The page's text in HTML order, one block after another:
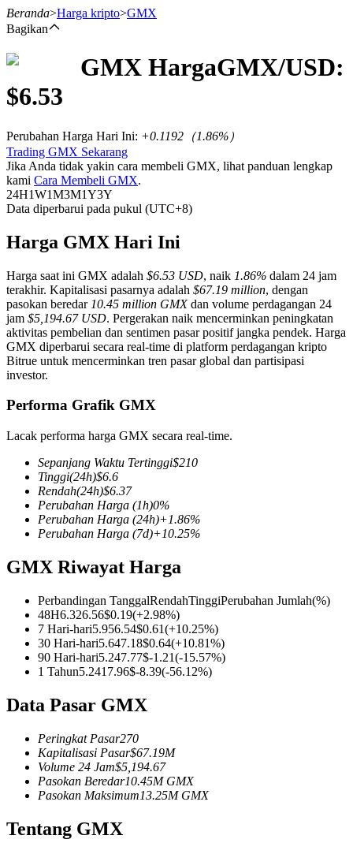
USDT Berjangka
TradFi
Derivatif saham, forex, logam mulia, dan komoditas
USDC Berjangka
Beranda>Harga kripto>GMX
Bagikan
GMX HargaGMX/USD:
$6.53
Perubahan Harga Hari Ini: +0.1192 （1.86%）
Trading GMX Sekarang
Jika Anda tidak yakin cara membeli GMX, lihat panduan lengkap
kami Cara Membeli GMX.
24H1W1M3M1Y3Y
Data diperbarui pada pukul (UTC+8)
Harga GMX Hari Ini
Harga saat ini GMX adalah $6.53 USD, naik 1.86% dalam 24 jam
terakhir. Kapitalisasi pasarnya adalah $67.19 million, dengan
pasokan beredar 10.45 million GMXdan volume perdagangan 24
jam $5,194.67 USD. Pergerakan naik mencerminkan peningkatan
aktivitas pembelian dan sentimen pasar positif jangka pendek. Harga
GMX diperbarui secara real-time di platform perdagangan kripto
Bitrue untuk mencerminkan tren pasar global dan partisipasi
investor.
Performa Grafik GMX
Lacak performa harga GMX secara real-time.
Sepanjang Waktu Tertinggi$210
Tinggi(24h)$6.6
Rendah(24h)$6.37
Perubahan Harga (1h)0%
Perubahan Harga (24h)+1.86%
Perubahan Harga (7d)+10.25%
GMX Riwayat Harga
Perbandingan TanggalRendahTinggiPerubahan Jumlah(%)
48H6.326.56$0.19(+2.98%)
7 Hari-hari5.956.54$0.61(+10.25%)
30 Hari-hari5.647.18$0.64(+10.81%)
90 Hari-hari5.247.77$-1.21(-15.57%)
1 Tahun5.2417.96$-8.39(-56.12%)
Data Pasar GMX
Peringkat Pasar270
Kapitalisasi Pasar$67.19M
Volume 24 Jam$5,194.67
Pasokan Beredar10.45M GMX
Pasokan Maksimum13.25M GMX
Tentang GMX